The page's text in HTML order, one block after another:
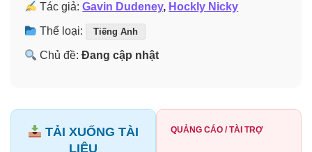
Tác giả:Gavin Dudeney, Hockly Nicky
Thể loại: Tiếng Anh
Chủ đề:Đang cập nhật
TẢI XUỐNG TÀI
LIỆU
QUẢNG CÁO / TÀI TRỢ